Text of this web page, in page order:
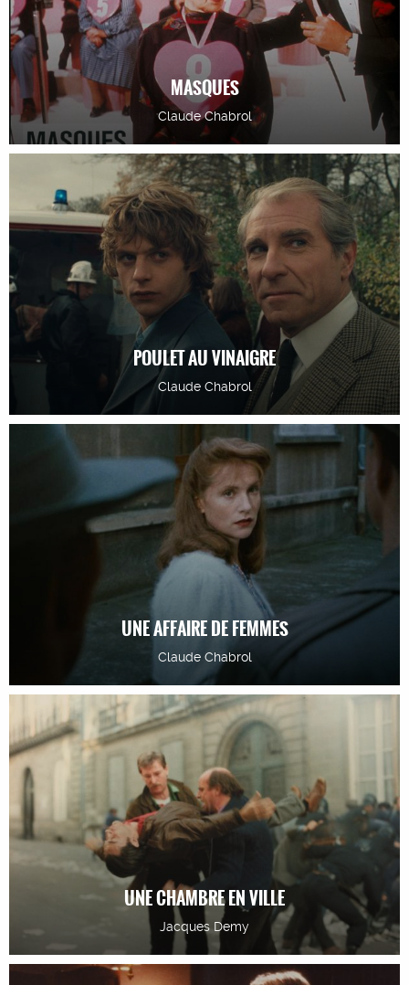
MASQUES
Claude Chabrol
POULET AU VINAIGRE
Claude Chabrol
UNE AFFAIRE DE FEMMES
Claude Chabrol
UNE CHAMBRE EN VILLE
Jacques Demy